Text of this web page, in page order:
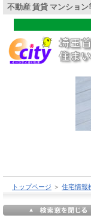
不動産 賃貸 マンショ
トップページ ＞ 住宅情報